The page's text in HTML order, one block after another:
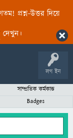
প্রশ্ন-উত্তর দিয়ে
দেখুন।
লগ ইন
সাম্প্রতিক কর্মকান্ড
Badges